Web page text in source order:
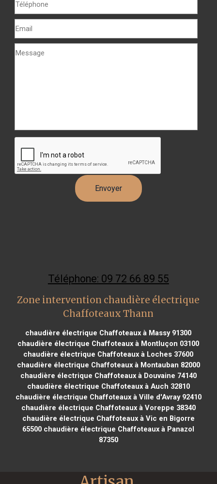
Téléphone: 09 72 66 89 55
Zone intervention chaudière électrique
Chaffoteaux Thann
chaudière électrique Chaffoteaux à Massy 91300
chaudière électrique Chaffoteaux à Montluçon 03100
chaudière électrique Chaffoteaux à Loches 37600
chaudière électrique Chaffoteaux à Montauban 82000
chaudière électrique Chaffoteaux à Douvaine 74140
chaudière électrique Chaffoteaux à Auch 32810
chaudière électrique Chaffoteaux à Ville d'Avray 92410
chaudière électrique Chaffoteaux à Voreppe 38340
chaudière électrique Chaffoteaux à Vic en Bigorre
65500 chaudière électrique Chaffoteaux à Panazol
87350